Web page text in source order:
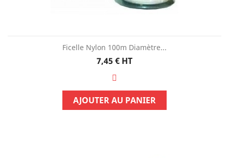
Ficelle Nylon 100m Diamètre...
Prix
7,45 € HT
AJOUTER AU PANIER